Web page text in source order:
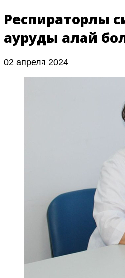
Респираторлық
ауруды қалай
02 апреля 2024